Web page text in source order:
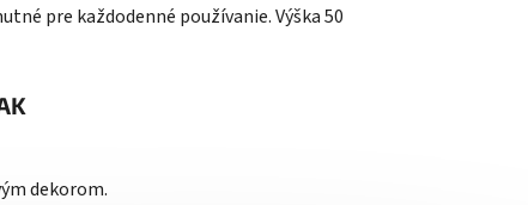
pre každodenné používanie. Výška 50
dekorom.